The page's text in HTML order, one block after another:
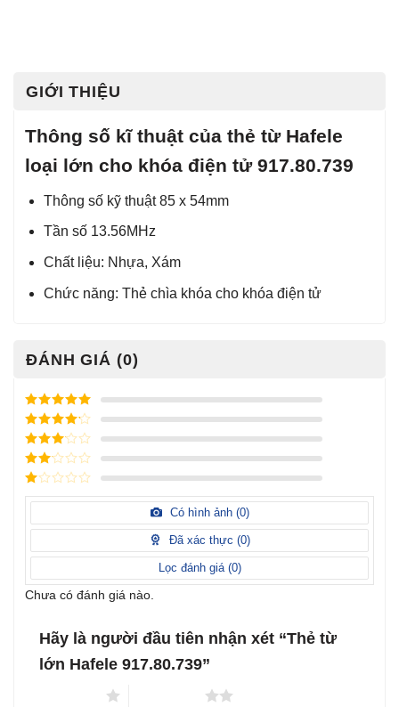
GIỚI THIỆU
Thông số kĩ thuật của thẻ từ Hafele
loại lớn cho khóa điện tử 917.80.739
Thông số kỹ thuật 85 x 54mm
Tần số 13.56MHz
Chất liệu: Nhựa, Xám
Chức năng: Thẻ chìa khóa cho khóa điện tử
ĐÁNH GIÁ (0)
Được xếp
hạng
5
5
sao
Được xếp
hạng
4
5
sao
Được
xếp
hạng3
5 sao
Được
hạng
sao
Được
hạng
sao
Có hình ảnh (0)
Đã xác thực (0)
Lọc đánh giá (0)
Chưa có đánh giá nào.
Hãy là người đầu tiên nhận xét “Thẻ từ
lớn Hafele 917.80.739”